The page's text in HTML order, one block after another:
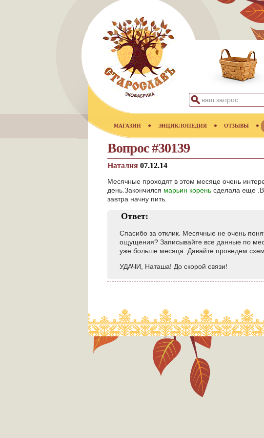
МАГАЗИН ЭНЦИКЛОПЕДИЯ ОТЗЫВЫ
Вопрос #30139
Наталия 07.12.14
Месячные проходят в этом месяце очень
день.Закончился марьин корень сделала еще
завтра начну пить.
Ответ:
Спасибо за отклик. Месячные не очень
ощущения? Записывайте все данные по
уже больше месяца. Давайте проведем
УДАЧИ, Наташа! До скорой связи!